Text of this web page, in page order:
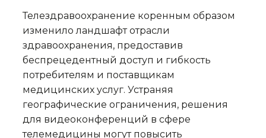
Телездравоохранение коренным образом
изменило ландшафт отрасли
здравоохранения, предоставив
беспрецедентный доступ и гибкость
потребителям и поставщикам
медицинских услуг. Устраняя
географические ограничения, решения
для видеоконференций в сфере
телемедицины могут повысить